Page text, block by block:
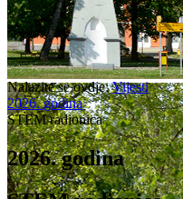
Nalazite se ovdje:Vijesti
2026. godina
STEM radionica
2026. godina